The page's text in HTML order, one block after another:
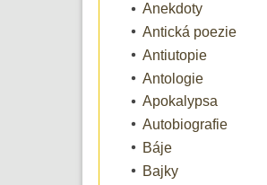
Anekdoty
Antická poezie
Antiutopie
Antologie
Apokalypsa
Autobiografie
Báje
Bajky